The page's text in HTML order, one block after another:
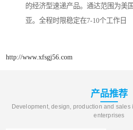
的经济型速递产品。通达范围为美
亚。全程时限稳定在7-10个工作日
http://www.xfsgj56.com
产品推荐
Development, design, production and sales
enterprises